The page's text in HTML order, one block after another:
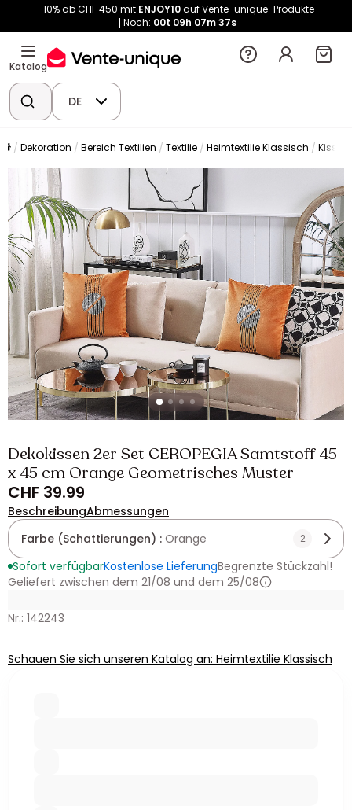
-10% ab CHF 450 mit ENJOY10auf Vente-unique-Produkte
Noch: 00t 09h 07m 37s
Katalog
DE
Dekoration Bereich Textilien Textilie Heimtextilie Klassisch Kissen
Dekokissen 2er Set CEROPEGIA Samtstoff 45
x 45 cm Orange Geometrisches Muster
CHF 39.99
BeschreibungAbmessungen
Farbe (Schattierungen) : Orange 2
Sofort verfügbarKostenlose LieferungBegrenzte Stückzahl!
Geliefert zwischen dem 21/08 und dem 25/08
Nr.: 142243
Schauen Sie sich unseren Katalog an: Heimtextilie Klassisch